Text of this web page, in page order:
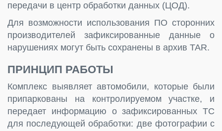
передачи в центр обработки данных (ЦОД).
Для возможности использования ПО сторонних
производителей зафиксированные данные о
нарушениях могут быть сохранены в архив TAR.
ПРИНЦИП РАБОТЫ
Комплекс выявляет автомобили, которые были
припаркованы на контролируемом участке, и
передает информацию о зафиксированных ТС
для последующей обработки: две фотографии с